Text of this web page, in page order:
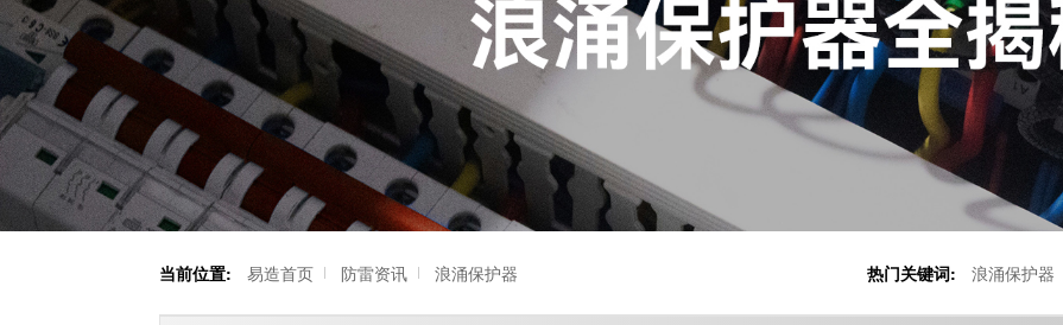
当前位置: 易造首页 防雷资讯 浪涌保护器 热门关键词: 浪涌保护器